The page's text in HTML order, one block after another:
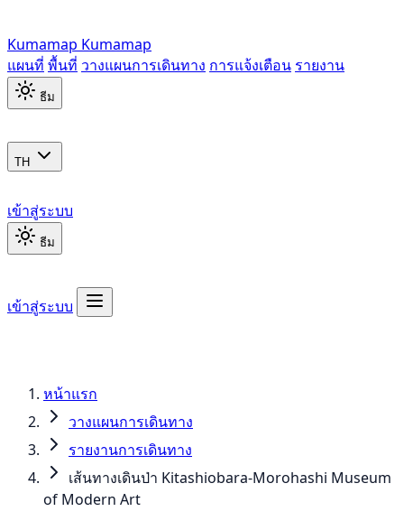
Kumamap Kumamap
แผนที่ พื้นที่ วางแผนการเดินทาง การแจ้งเตือน รายงาน
ธีม
TH
เข้าสู่ระบบ
ธีม
เข้าสู่ระบบ
หน้าแรก
วางแผนการเดินทาง
รายงานการเดินทาง
เส้นทางเดินป่า Kitashiobara-Morohashi Museum
of Modern Art